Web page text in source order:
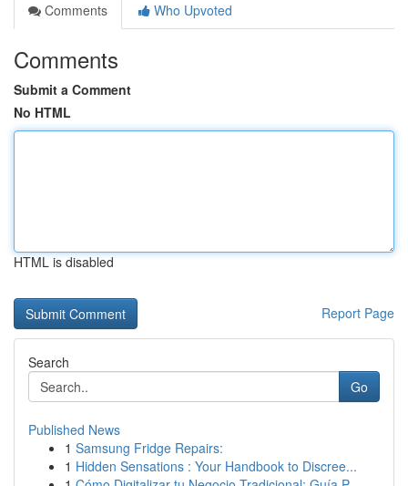
Comments
Who Upvoted
Comments
Submit a Comment
No HTML
HTML is disabled
Report Page
Search
Go
Published News
1 Samsung Fridge Repairs:
1 Hidden Sensations : Your Handbook to Discree...